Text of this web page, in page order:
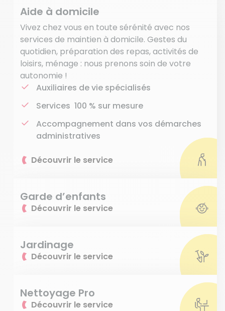
Aide à domicile
Vivez chez vous en toute sérénité avec nos
services de maintien à domicile. Gestes du
quotidien, préparation des repas, activités de
loisirs, ménage : nous prenons soin de votre
autonomie !
Auxiliaires de vie spécialisés
Services 100 % sur mesure
Accompagnement dans vos démarches
administratives
Découvrir le service
Garde d’enfants
Découvrir le service
Jardinage
Découvrir le service
Nettoyage Pro
Découvrir le service